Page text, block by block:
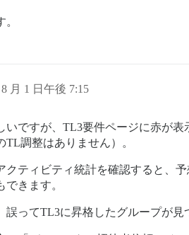
月 1 日午後 7:15
いですが、TL3要件ページに赤が
調整はありません）。
クティビティ統計を確認すると、
きます。
誤ってTL3に昇格したグループが見